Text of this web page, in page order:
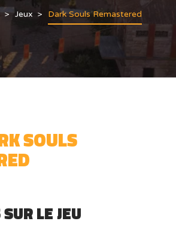
Jeux Dark Souls Remastered
SOULS
LE JEU